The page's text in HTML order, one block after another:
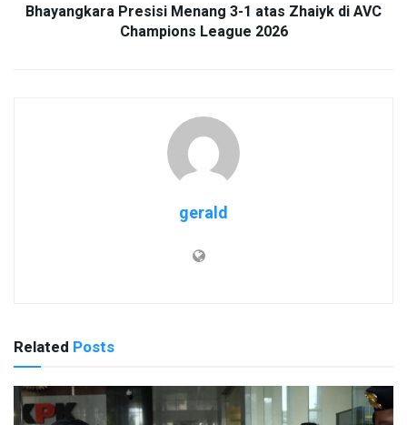
Bhayangkara Presisi Menang 3-1 atas Zhaiyk di AVC
Champions League 2026
gerald
Related Posts